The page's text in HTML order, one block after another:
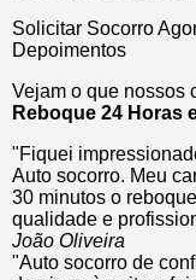
Solicitar Socorro
Depoimentos
Vejam o que nossos
Reboque 24 Horas
"Fiquei
Auto socorro. Meu
30 minutos o
qualidade e
João Oliveira
"Auto socorro de